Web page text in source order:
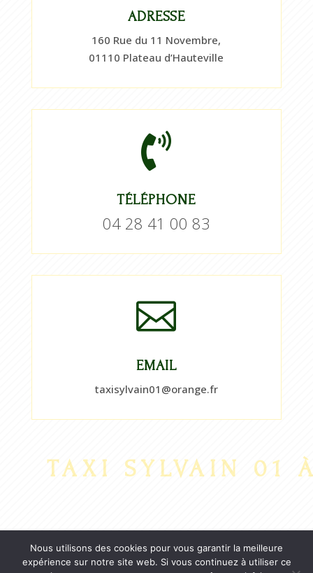
ADRESSE
160 Rue du 11 Novembre,
01110 Plateau d’Hauteville

TÉLÉPHONE
04 28 41 00 83

EMAIL
taxisylvain01@orange.fr
TAXI SYLVAIN 01 À
Accueil Contact
Informations légales
Nous utilisons des cookies pour vous garantir la meilleure
expérience sur notre site web. Si vous continuez à utiliser ce